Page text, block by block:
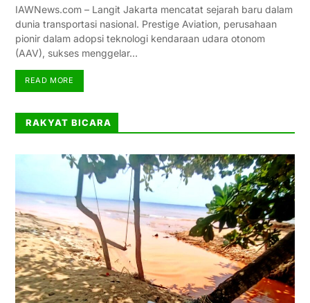
IAWNews.com – Langit Jakarta mencatat sejarah baru dalam
dunia transportasi nasional. Prestige Aviation, perusahaan
pionir dalam adopsi teknologi kendaraan udara otonom
(AAV), sukses menggelar…
READ MORE
RAKYAT BICARA